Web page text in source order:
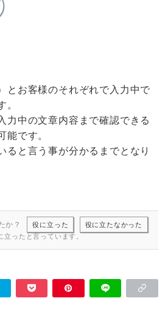
とお客様のそれぞれで入力中で
力中の文章内容まで確認できる
能です。
ると言う事が分かるまでとなり
か？ 役に立った
役に立たなかった
立ったと言っています。